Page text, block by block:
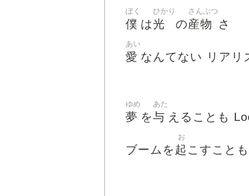
僕
ぼく
は光
ひかり
の産物
さんぶつ
さ
愛
あい
なんてない リアリ
夢
ゆめ
を与
あた
えることも
ブームを起
お
こすこと